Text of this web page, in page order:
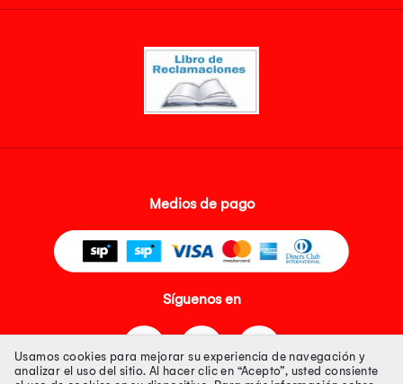
Medios de pago
Síguenos en
Usamos cookies para mejorar su experiencia de navegación y
analizar el uso del sitio. Al hacer clic en “Acepto”, usted consiente